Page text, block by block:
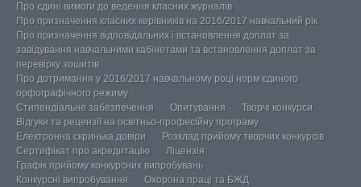
Про єдині вимоги до ведення класних журналів
Про призначення класних керівників на 2016/2017 навчальний рік
Про призначення відповідальних і встановлення доплат за
завідування навчальними кабінетами та встановлення доплат за
перевірку зошитів
Про дотримання у 2016/2017 навчальному році норм єдиного
орфографічного режиму
Стипендіальне забезпечення
Опитування
Творчі конкурси
Відгуки та рецензії на освітньо-професійну програму
Електронна скринька довіри
Розклад прийому творчих конкурсів
Сертифікат про акредитацію
Ліцензія
Графік прийому конкурсних випробувань
Конкурсні випробування
Охорона праці та БЖД